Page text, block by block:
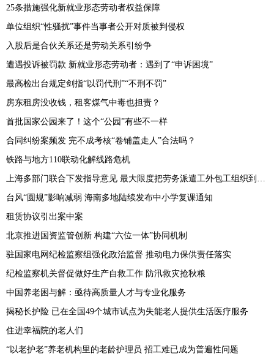
25条措施强化新就业形态劳动者权益保障
单位组织“性骚扰”事件当事者公开对质被判侵权
入股后是合伙关系还是劳动关系引纷争
遭遇投诉被罚款 新就业形态劳动者：遇到了“申诉困境”
最高检出台规定剑指“以罚代刑”“不刑不罚”
房东租房没收钱，租客煤气中毒也担责？
首批国家公园来了！这个“公园”有些不一样
合同纠纷案频发 完不成考核“卷铺盖走人”合法吗？
铁路与地方110联动化解线路危机
上海多部门联合下发指导意见 最大限度把劳务派遣工外包工组织到工会中来
台风“圆规”影响减弱 海南多地陆续发布中小学复课通知
租赁协议引出案中案
北京推进国资监管创新 构建“六位一体”协同机制
驻国家电网纪检监察组强化政治监督 推动电力保供责任落实
纪检监察机关督促做好生产自救工作 防汛救灾抢秋粮
中国养老困与解：亟待高质量人才与专业化服务
揭秘长护险 已在全国49个城市试点为失能老人提供生活医疗服务
住进幸福院的老人们
“以老护老”养老机构里的老龄护理员 招工难已成为普遍性问题